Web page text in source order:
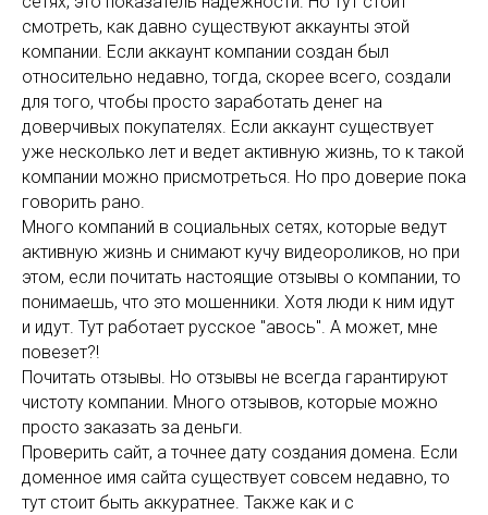
смотреть, как давно существуют аккаунты этой
компании. Если аккаунт компании создан был
относительно недавно, тогда, скорее всего, создали
для того, чтобы просто заработать денег на
доверчивых покупателях. Если аккаунт существует
уже несколько лет и ведет активную жизнь, то к такой
компании можно присмотреться. Но про доверие пока
говорить рано.
Много компаний в социальных сетях, которые ведут
активную жизнь и снимают кучу видеороликов, но при
этом, если почитать настоящие отзывы о компании, то
понимаешь, что это мошенники. Хотя люди к ним идут
и идут. Тут работает русское "авось". А может, мне
повезет?!
Почитать отзывы. Но отзывы не всегда гарантируют
чистоту компании. Много отзывов, которые можно
просто заказать за деньги.
Проверить сайт, а точнее дату создания домена. Если
доменное имя сайта существует совсем недавно, то
тут стоит быть аккуратнее. Также как и с